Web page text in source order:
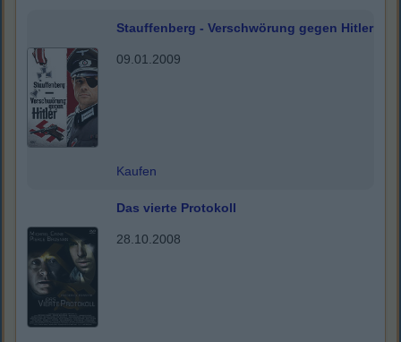
Stauffenberg - Verschwörung gegen Hitler
09.01.2009
Kaufen
Das vierte Protokoll
28.10.2008